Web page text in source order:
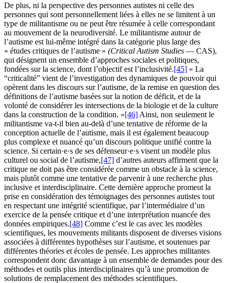
De plus, ni la perspective des personnes autistes ni celle des
personnes qui sont personnellement liées à elles ne se limitent à un
type de militantisme ou ne peut être résumée à celle correspondant
au mouvement de la neurodiversité. Le militantisme autour de
l’autisme est lui-même intégré dans la catégorie plus large des
« études critiques de l’autisme » (Critical Autism Studies — CAS),
qui désignent un ensemble d’approches sociales et politiques,
fondées sur la science, dont l’objectif est l’inclusivité.[45] « La
“criticalité” vient de l’investigation des dynamiques de pouvoir qui
opèrent dans les discours sur l’autisme, de la remise en question des
définitions de l’autisme basées sur la notion de déficit, et de la
volonté de considérer les intersections de la biologie et de la culture
dans la construction de la condition. »[46] Ainsi, non seulement le
militantisme va-t-il bien au-delà d’une tentative de réforme de la
conception actuelle de l’autisme, mais il est également beaucoup
plus complexe et nuancé qu’un discours politique unifié contre la
science. Si certain·e·s de ses défenseur·e·s visent un modèle plus
culturel ou social de l’autisme,[47] d’autres auteurs affirment que la
critique ne doit pas être considérée comme un obstacle à la science,
mais plutôt comme une tentative de parvenir à une recherche plus
inclusive et interdisciplinaire. Cette dernière approche promeut la
prise en considération des témoignages des personnes autistes tout
en respectant une intégrité scientifique, par l’intermédiaire d’un
exercice de la pensée critique et d’une interprétation nuancée des
données empiriques.[48] Comme c’est le cas avec les modèles
scientifiques, les mouvements militants disposent de diverses visions
associées à différentes hypothèses sur l’autisme, et soutenues par
différentes théories et écoles de pensée. Les approches militantes
correspondent donc davantage à un ensemble de demandes pour des
méthodes et outils plus interdisciplinaires qu’à une promotion de
solutions de remplacement des méthodes scientifiques.